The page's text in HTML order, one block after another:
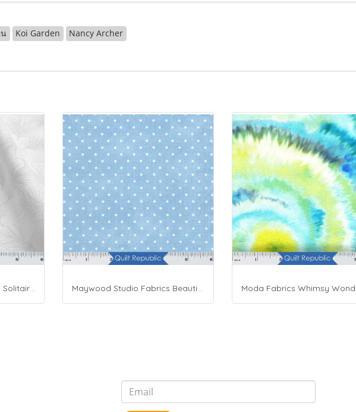
Koi Garden Nancy Archer
Maywood Studio Fabrics Solitaire Whites Maywood Studio Fabrics Beautiful Basics Blue